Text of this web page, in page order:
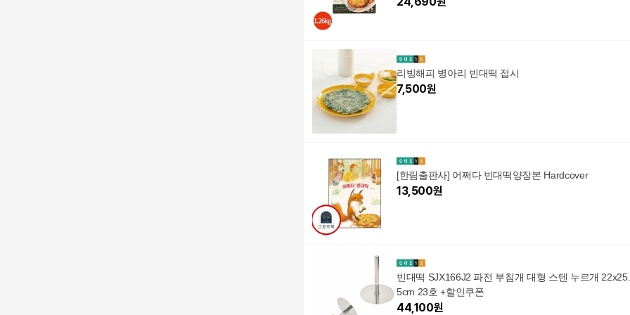
리빙해피 병아리 빈대떡 접시
7,500원
[한림출판사] 어쩌다 빈대떡양장본 Hardcover
13,500원
빈대떡 SJX166J2 파전 부침개 대형 스텐 누르개 22x25.
5cm 23호 +할인쿠폰
44,100원